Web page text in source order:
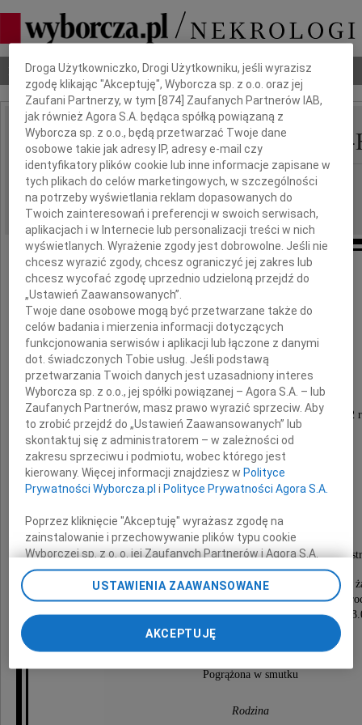
Nekrologi Odeszli Poradnik pogrzebowy
IMIĘ I NAZWISKO: Halina Stanisława
REGION: Wrocław
DATA EMISJI: 11.01.2022
gdy ją jeszcze mamy...
Gdy ciszę po sobie pozostawi
sumienie nasze w żalu się dławi..."
Beata Pytel nikita
Z żalem zawiadamiamy, że w dniu 3 stycznia 2022
zmarła w wieku 73 lat
Halina Stanisława
Kłos-Houdail
- nasza najukochańsza Żona, Mama, Babcia,
Uroczystości pogrzebowe rozpoczną się Mszą Świętą
w kaplicy na cmentarzu przy ul. Bardzkiej 80 we
dnia 14 stycznia 2022 roku w piątek o godzinie
po której nastąpi uroczyste odprowadzenie
Pogrążona w smutku
Rodzina
Dbamy o Twoją prywatność
Droga Użytkowniczko, Drogi Użytkowniku, jeśli wyrazisz
zgodę klikając "Akceptuję", Wyborcza sp. z o.o. oraz jej
Zaufani Partnerzy, w tym [874] Zaufanych Partnerów IAB,
jak również Agora S.A. będąca spółką powiązaną z
Wyborcza sp. z o.o., będą przetwarzać Twoje dane
osobowe takie jak adresy IP, adresy e-mail czy
identyfikatory plików cookie lub inne informacje zapisane w
tych plikach do celów marketingowych, w szczególności
na potrzeby wyświetlania reklam dopasowanych do
Twoich zainteresowań i preferencji w swoich serwisach,
aplikacjach i w Internecie lub personalizacji treści w nich
wyświetlanych. Wyrażenie zgody jest dobrowolne. Jeśli nie
chcesz wyrazić zgody, chcesz ograniczyć jej zakres lub
chcesz wycofać zgodę uprzednio udzieloną przejdź do
„Ustawień Zaawansowanych”.
Twoje dane osobowe mogą być przetwarzane także do
celów badania i mierzenia informacji dotyczących
funkcjonowania serwisów i aplikacji lub łączone z danymi
dot. świadczonych Tobie usług. Jeśli podstawą
przetwarzania Twoich danych jest uzasadniony interes
Wyborcza sp. z o.o., jej spółki powiązanej – Agora S.A. – lub
Zaufanych Partnerów, masz prawo wyrazić sprzeciw. Aby
to zrobić przejdź do „Ustawień Zaawansowanych” lub
skontaktuj się z administratorem – w zależności od
zakresu sprzeciwu i podmiotu, wobec którego jest
kierowany. Więcej informacji znajdziesz wPolityce
Prywatności Wyborcza.pl iPolityce Prywatności Agora S.A.
Poprzez kliknięcie "Akceptuję" wyrażasz zgodę na
zainstalowanie i przechowywanie plików typu cookie
Wyborczej sp. z o. o. jej Zaufanych Partnerów i Agora S.A.
na Twoim urządzeniu końcowym. Możesz też w każdej
chwili zmienić swoje preferencje dot. plików cookie,
ponownie wywołując narzędzie do zarządzania Twoimi
preferencjami dot. przetwarzania danych poprzez
odnośnik „Ustawienia prywatności” w stopce serwisu i
przechodząc do sekcji „Ustawienia zaawansowane”.
Zmiana ustawień plików cookie możliwa jest także za
My, nasi Zaufani Partnerzy i Agora S.A. możemy
USTAWIENIA ZAAWANSOWANE
AKCEPTUJĘ